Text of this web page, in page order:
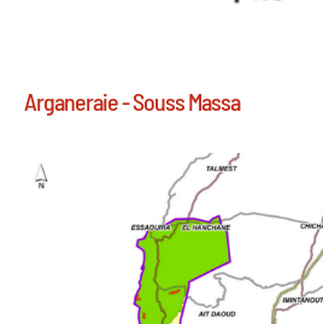
Arganeraie - Souss Massa